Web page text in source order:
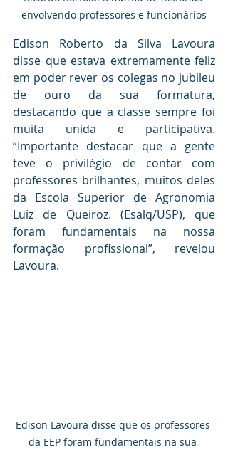
envolvendo professores e funcionários
Edison Roberto da Silva Lavoura
disse que estava extremamente feliz
em poder rever os colegas no jubileu
de ouro da sua formatura,
destacando que a classe sempre foi
muita unida e participativa.
“Importante destacar que a gente
teve o privilégio de contar com
professores brilhantes, muitos deles
da Escola Superior de Agronomia
Luiz de Queiroz. (Esalq/USP), que
foram fundamentais na nossa
formação profissional”, revelou
Lavoura.
Edison Lavoura disse que os professores
da EEP foram fundamentais na sua